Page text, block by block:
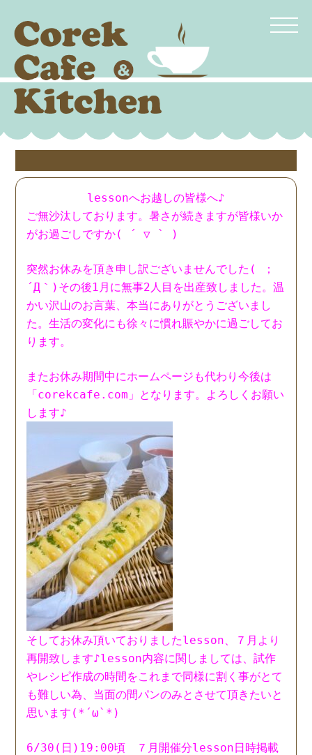
lessonへお越しの皆様へ♪
ご無沙汰しております。暑さが続きますが皆様いか
がお過ごしですか( ´ ▽ ` )
突然お休みを頂き申し訳ございませんでした( ；
´Д｀)その後1月に無事2人目を出産致しました。温
かい沢山のお言葉、本当にありがとうございまし
た。生活の変化にも徐々に慣れ賑やかに過ごしてお
ります。
またお休み期間中にホームページも代わり今後は
「corekcafe.com」となります。よろしくお願い
します♪
そしてお休み頂いておりましたlesson、７月より
再開致します♪lesson内容に関しましては、試作
やレシピ作成の時間をこれまで同様に割く事がとて
も難しい為、当面の間パンのみとさせて頂きたいと
思います(*´ω`*)
6/30(日)19:00頃 ７月開催分lesson日時掲載